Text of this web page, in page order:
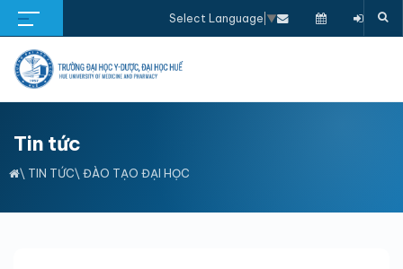
Select Language ▼
Tin tức
\ TIN TỨC\ ĐÀO TẠO ĐẠI HỌC